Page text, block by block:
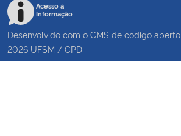
Acesso à
Informação
Desenvolvido com o CMS de código aberto
2026 UFSM / CPD